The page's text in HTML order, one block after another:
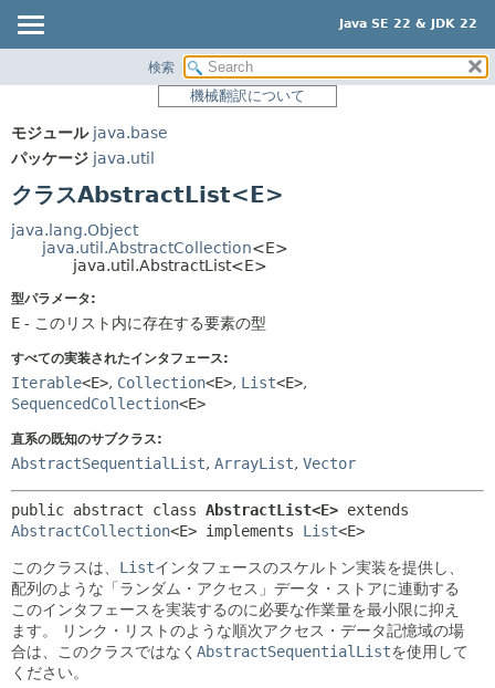
Java SE 22 & JDK 22
パッケージ
使用
ツリー
プレビュー
索引
ヘルプ
サマリー:
ネスト済
詳細:
検索
機械翻訳について
モジュール java.base
パッケージ java.util
クラスAbstractList<E>
java.lang.Object
java.util.AbstractCollection<E>
java.util.AbstractList<E>
型パラメータ:
E - このリスト内に存在する要素の型
すべての実装されたインタフェース:
Iterable<E>, Collection<E>, List<E>,
SequencedCollection<E>
直系の既知のサブクラス:
AbstractSequentialList, ArrayList, Vector
public abstract class AbstractList<E>
AbstractCollection<E> implements List<E>
このクラスは、 Listインタフェースのスケルトン実装を提供し、
配列のような「ランダム・アクセス」データ・ストアに連動する
このインタフェースを実装するのに必要な作業量を最小限に抑え
ます。
リンク・リストのような順次アクセス・データ記憶域の場
合は、このクラスではなく AbstractSequentialListを使用して
ください。